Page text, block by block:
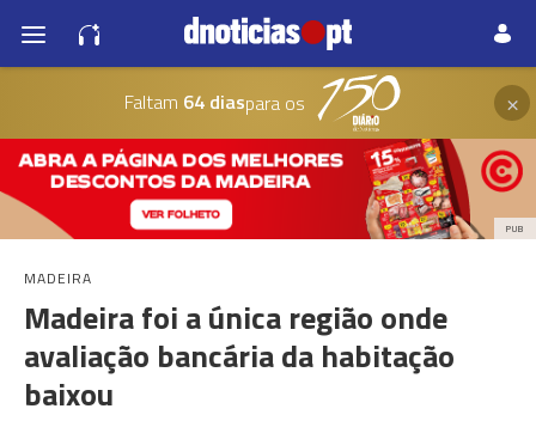
Faltam 64 diaspara os ×
PUB
MADEIRA
Madeira foi a única região onde
avaliação bancária da habitação
baixou